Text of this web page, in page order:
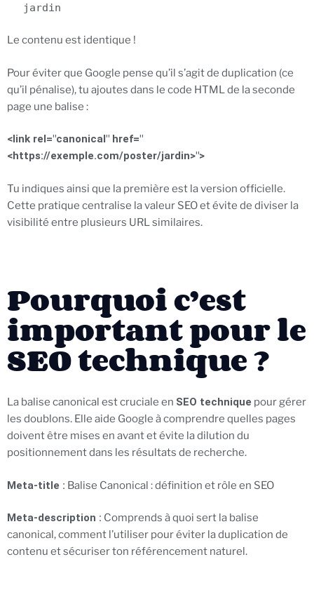
jardin
Le contenu est identique !
Pour éviter que Google pense qu’il s’agit de duplication (ce
qu’il pénalise), tu ajoutes dans le code HTML de la seconde
page une balise :
<link rel="canonical" href="
<https://exemple.com/poster/jardin>">
Tu indiques ainsi que la première est la version officielle.
Cette pratique centralise la valeur SEO et évite de diviser la
visibilité entre plusieurs URL similaires.
Pourquoi c’est
important pour le
SEO technique ?
La balise canonical est cruciale en SEO technique pour gérer
les doublons. Elle aide Google à comprendre quelles pages
doivent être mises en avant et évite la dilution du
positionnement dans les résultats de recherche.
Meta-title : Balise Canonical : définition et rôle en SEO
Meta-description : Comprends à quoi sert la balise
canonical, comment l’utiliser pour éviter la duplication de
contenu et sécuriser ton référencement naturel.